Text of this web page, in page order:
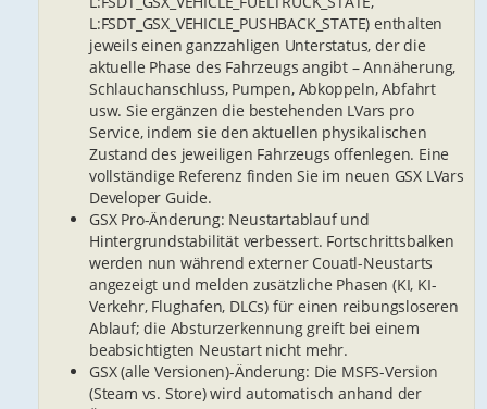
L:FSDT_GSX_VEHICLE_PUSHBACK_STATE) enthalten
jeweils einen ganzzahligen Unterstatus, der die
aktuelle Phase des Fahrzeugs angibt – Annäherung,
Schlauchanschluss, Pumpen, Abkoppeln, Abfahrt
usw. Sie ergänzen die bestehenden LVars pro
Service, indem sie den aktuellen physikalischen
Zustand des jeweiligen Fahrzeugs offenlegen. Eine
vollständige Referenz finden Sie im neuen GSX LVars
Developer Guide.
GSX Pro-Änderung: Neustartablauf und
Hintergrundstabilität verbessert. Fortschrittsbalken
werden nun während externer Couatl-Neustarts
angezeigt und melden zusätzliche Phasen (KI, KI-
Verkehr, Flughafen, DLCs) für einen reibungsloseren
Ablauf; die Absturzerkennung greift bei einem
beabsichtigten Neustart nicht mehr.
GSX (alle Versionen)-Änderung: Die MSFS-Version
(Steam vs. Store) wird automatisch anhand der